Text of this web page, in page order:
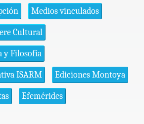
Medios vinculados
Cultural
y Filosofía
ISARM Ediciones Montoya
Efemérides